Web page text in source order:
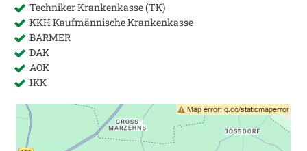
Techniker Krankenkasse (TK)
KKH Kaufmännische Krankenkasse
BARMER
DAK
AOK
IKK